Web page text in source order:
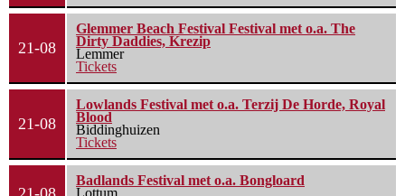
21-08
Glemmer Beach Festival Festival met o.a. The
Dirty Daddies, Krezip
Lemmer
Tickets
21-08
Lowlands Festival met o.a. Terzij De Horde, Royal
Blood
Biddinghuizen
Tickets
Badlands Festival met o.a. Bongloard